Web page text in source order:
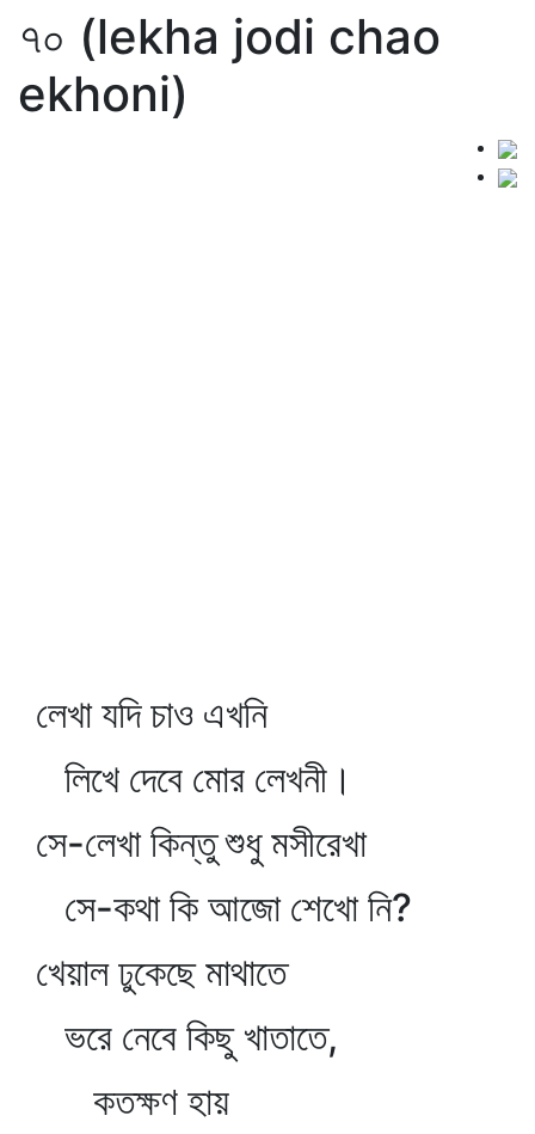
৭০ (lekha jodi chao
ekhoni)
লেখা যদি চাও এখনি
লিখে দেবে মোর লেখনী।
সে-লেখা কিন্তু শুধু মসীরেখা
সে-কথা কি আজো শেখো নি?
খেয়াল ঢুকেছে মাথাতে
ভরে নেবে কিছু খাতাতে,
কতক্ষণ হায়